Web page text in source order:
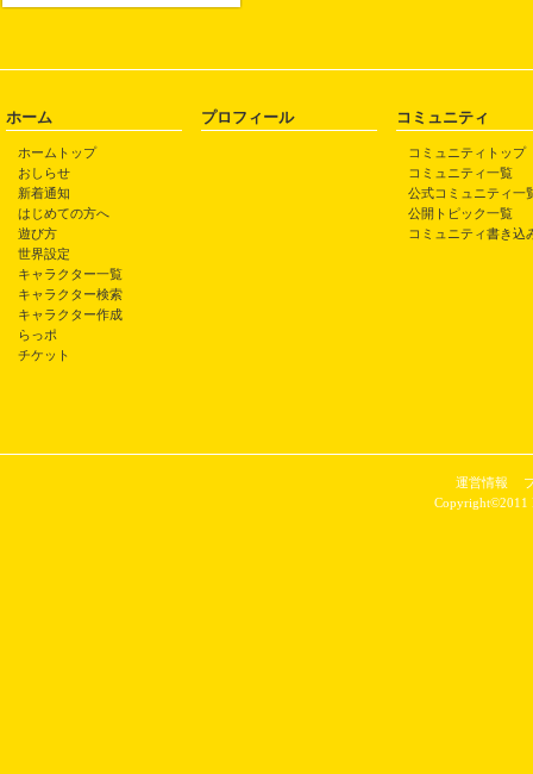
ホーム
ホームトップ
おしらせ
新着通知
はじめての方へ
遊び方
世界設定
キャラクター一覧
キャラクター検索
キャラクター作成
らっポ
チケット
プロフィール コミュニティ
コミュニティトップ
コミュニティ一覧
公式コミュニティ一
公開トピック一覧
コミュニティ書き込
運営情報
Copyright©2011